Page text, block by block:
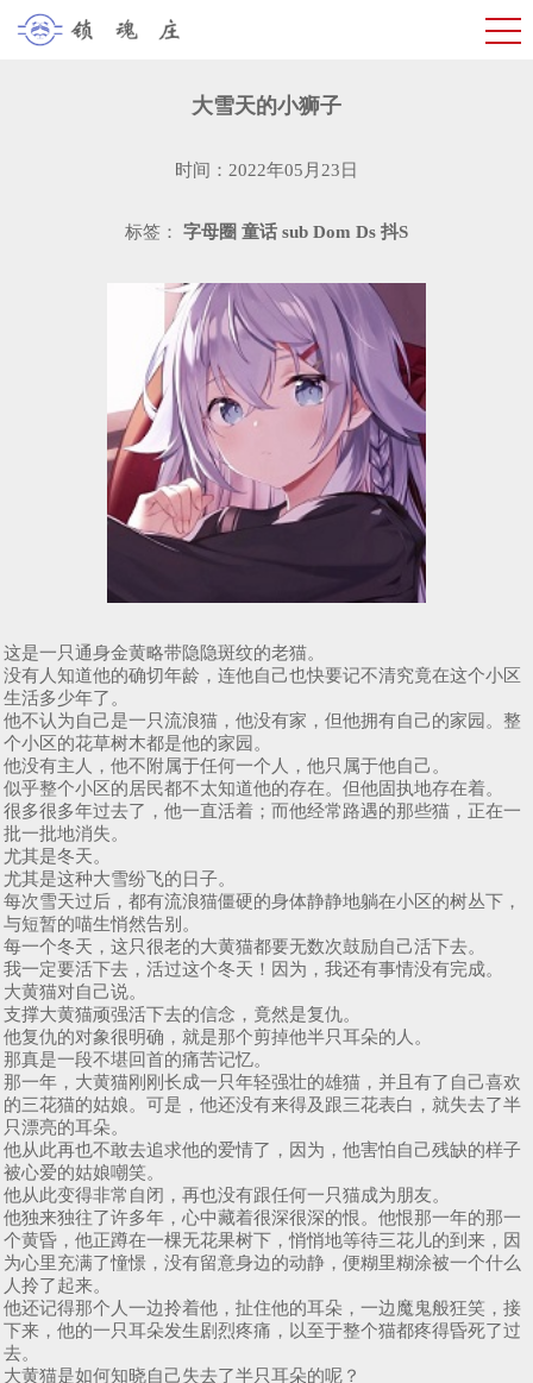
​大雪天的小狮子
时间：2022年05月23日
标签： 字母圈 童话 sub Dom Ds 抖S
这是一只通身金黄略带隐隐斑纹的老猫。
没有人知道他的确切年龄，连他自己也快要记不清究竟在这个小区
生活多少年了。
他不认为自己是一只流浪猫，他没有家，但他拥有自己的家园。整
个小区的花草树木都是他的家园。
他没有主人，他不附属于任何一个人，他只属于他自己。
似乎整个小区的居民都不太知道他的存在。但他固执地存在着。
很多很多年过去了，他一直活着；而他经常路遇的那些猫，正在一
批一批地消失。
尤其是冬天。
尤其是这种大雪纷飞的日子。
每次雪天过后，都有流浪猫僵硬的身体静静地躺在小区的树丛下，
与短暂的喵生悄然告别。
每一个冬天，这只很老的大黄猫都要无数次鼓励自己活下去。
我一定要活下去，活过这个冬天！因为，我还有事情没有完成。
大黄猫对自己说。
支撑大黄猫顽强活下去的信念，竟然是复仇。
他复仇的对象很明确，就是那个剪掉他半只耳朵的人。
那真是一段不堪回首的痛苦记忆。
那一年，大黄猫刚刚长成一只年轻强壮的雄猫，并且有了自己喜欢
的三花猫的姑娘。可是，他还没有来得及跟三花表白，就失去了半
只漂亮的耳朵。
他从此再也不敢去追求他的爱情了，因为，他害怕自己残缺的样子
被心爱的姑娘嘲笑。
他从此变得非常自闭，再也没有跟任何一只猫成为朋友。
他独来独往了许多年，心中藏着很深很深的恨。他恨那一年的那一
个黄昏，他正蹲在一棵无花果树下，悄悄地等待三花儿的到来，因
为心里充满了憧憬，没有留意身边的动静，便糊里糊涂被一个什么
人拎了起来。
他还记得那个人一边拎着他，扯住他的耳朵，一边魔鬼般狂笑，接
下来，他的一只耳朵发生剧烈疼痛，以至于整个猫都疼得昏死了过
去。
大黄猫是如何知晓自己失去了半只耳朵的呢？